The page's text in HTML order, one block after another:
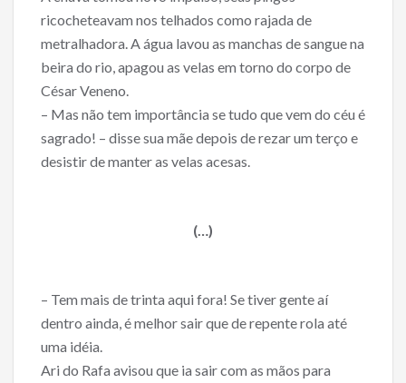
o
k
ricocheteavam nos telhados como rajada de
metralhadora. A água lavou as manchas de sangue na
beira do rio, apagou as velas em torno do corpo de
César Veneno.
– Mas não tem importância se tudo que vem do céu é
sagrado! – disse sua mãe depois de rezar um terço e
desistir de manter as velas acesas.
(…)
– Tem mais de trinta aqui fora! Se tiver gente aí
dentro ainda, é melhor sair que de repente rola até
uma idéia.
Ari do Rafa avisou que ia sair com as mãos para